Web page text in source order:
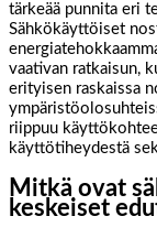
tärkeää punnita eri
Sähkökäyttöiset
vaativan ratkaisun,
erityisen raskaissa
riippuu
käyttötiheydestä
Mitkä ovat
keskeiset